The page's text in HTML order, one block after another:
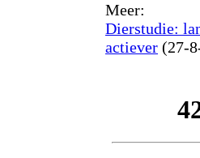
Meer:
Dierstudie:
actiever (27-